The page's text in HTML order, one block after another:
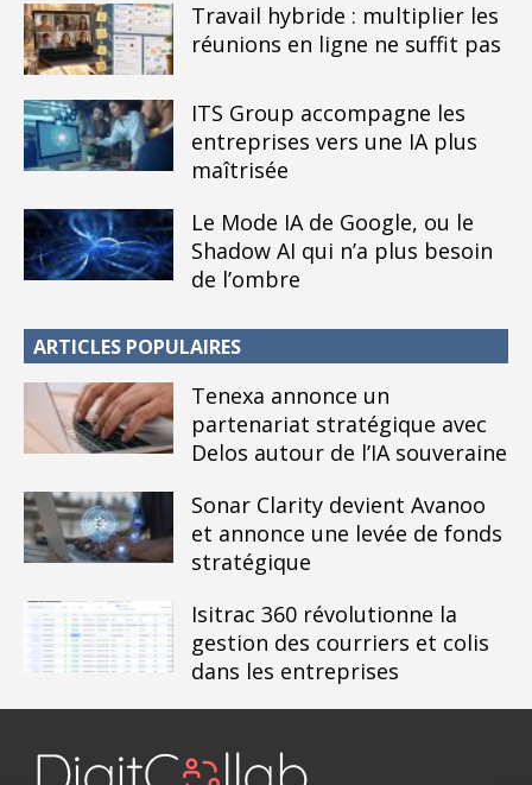
Travail hybride : multiplier les
réunions en ligne ne suffit pas
ITS Group accompagne les
entreprises vers une IA plus
maîtrisée
Le Mode IA de Google, ou le
Shadow AI qui n’a plus besoin
de l’ombre
ARTICLES POPULAIRES
Tenexa annonce un
partenariat stratégique avec
Delos autour de l’IA souveraine
Sonar Clarity devient Avanoo
et annonce une levée de fonds
stratégique
Isitrac 360 révolutionne la
gestion des courriers et colis
dans les entreprises